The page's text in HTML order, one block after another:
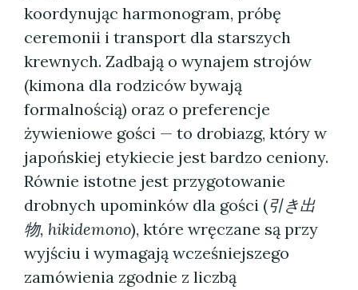
koordynując harmonogram, próbę
ceremonii i transport dla starszych
krewnych. Zadbają o wynajem strojów
(kimona dla rodziców bywają
formalnością) oraz o preferencje
żywieniowe gości — to drobiazg, który w
japońskiej etykiecie jest bardzo ceniony.
Równie istotne jest przygotowanie
drobnych upominków dla gości (引き出
物, hikidemono), które wręczane są przy
wyjściu i wymagają wcześniejszego
zamówienia zgodnie z liczbą